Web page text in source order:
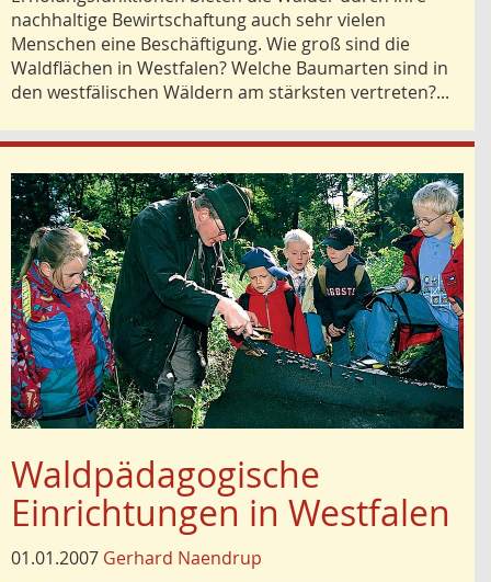
nachhaltige Bewirtschaftung auch sehr vielen
Menschen eine Beschäftigung. Wie groß sind die
Waldflächen in Westfalen? Welche Baumarten sind in
den westfälischen Wäldern am stärksten vertreten?...
Waldpädagogische
Einrichtungen in Westfalen
01.01.2007 Gerhard Naendrup